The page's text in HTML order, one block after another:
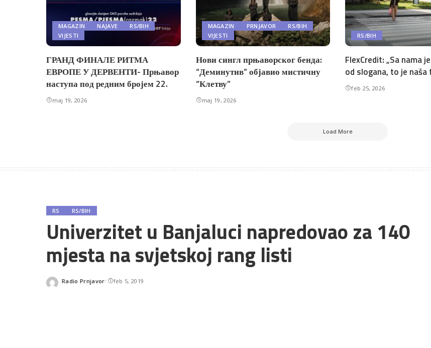
MAGAZIN NAJAVE
RS/BIH
VIJESTI
ГРАНД ФИНАЛЕ РИТМА
ЕВРОПЕ У ДЕРВЕНТИ- Прњавор
наступа под редним бројем 22.
maj 19, 2026
MAGAZIN PRNJAVOR
RS/BIH
VIJESTI
Нови сингл прњаворског бенда:
“Деминутив” објавио мистичну
“Клетву”
maj 19, 2026
RS/BIH
FlexCredit: „Sa nama
od slogana, to je
feb 25, 2026
Load More
RS RS/BIH
Univerzitet u Banjaluci napredovao za 140
mjesta na svjetskoj rang listi
Posted
Radio Prnjavor feb 5, 2019